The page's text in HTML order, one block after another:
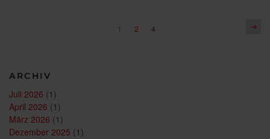
Individueller
Seitennummerierung
1 Seite
2 Seite
4
ARCHIV
Juli 2026 (1)
April 2026 (1)
März 2026 (1)
Dezember 2025 (1)